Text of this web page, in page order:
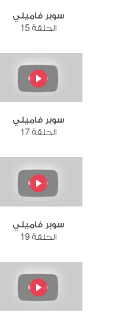
سوبر فاميلي
الحلقة 15
سوبر فاميلي
الحلقة 17
سوبر فاميلي
الحلقة 19